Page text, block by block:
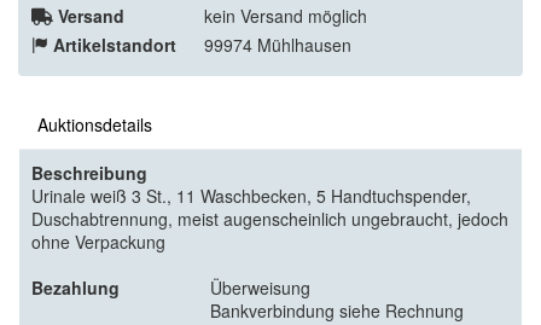
Versand
kein Versand möglich
Artikelstandort
99974 Mühlhausen
Auktionsdetails
Beschreibung
Urinale weiß 3 St., 11 Waschbecken, 5 Handtuchspender,
Duschabtrennung, meist augenscheinlich ungebraucht, jedoch
ohne Verpackung
Bezahlung
Überweisung
Bankverbindung siehe Rechnung